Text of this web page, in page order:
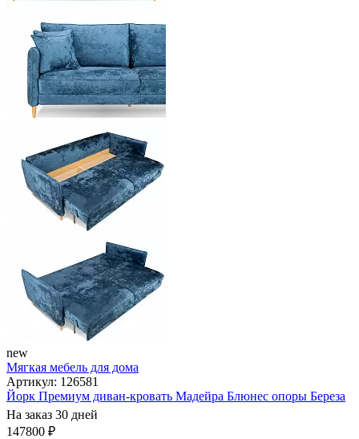
new
Мягкая мебель для дома
Артикул: 126581
Йорк Премиум диван-кровать Мадейра Блюнес опоры Береза
На заказ 30 дней
147800 ₽